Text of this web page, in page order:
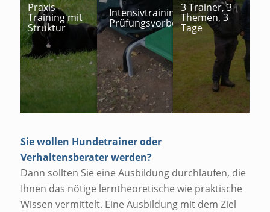
Praxis -
Training mit
Struktur
Intensivtraining zur
Prüfungsvorbereitung
3 Trainer, 3
Themen, 3
Tage
Sie wollen Hundetrainer oder
Verhaltensberater werden?
Dann sollten Sie eine Ausbildung durchlaufen, die
Ihnen das nötige lerntheoretische wie praktische
Wissen vermittelt. Eine Ausbildung mit dem Ziel